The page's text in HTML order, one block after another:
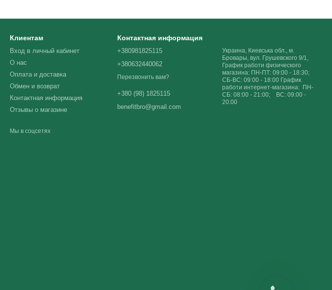
Клиентам
Вход в личный кабинет
О нас
Оплата и доставка
Обмен и возврат
Контактная информация
Отзывы о магазине
Мы в соцсетях
Контактная информация
+380981825115
+380632440062
Перезвонить вам?
+380 (98) 1825115
benefitbro@gmail.com
Украина, Киевська обл., м.
Бровары, вул. Грушевского 9/1,
График работи физического
магазина: ПН-ПТ: 09:00 - 18:30;
СБ-ВС: 09:00 - 18:00 График
работи интернет-магазина: ПН-
СБ: 08:00 - 21:00; ВС: 09:00 -
20:00